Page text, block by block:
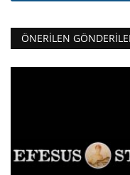
ÖNERILEN